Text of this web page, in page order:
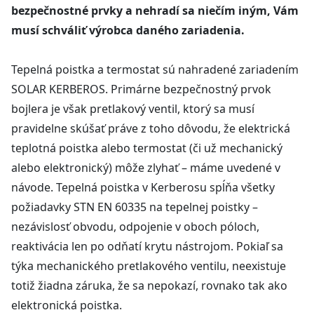
bezpečnostné prvky a nehradí sa niečím iným, Vám
musí schváliť výrobca daného zariadenia.
Tepelná poistka a termostat sú nahradené zariadením
SOLAR KERBEROS. Primárne bezpečnostný prvok
bojlera je však pretlakový ventil, ktorý sa musí
pravidelne skúšať práve z toho dôvodu, že elektrická
teplotná poistka alebo termostat (či už mechanický
alebo elektronický) môže zlyhať – máme uvedené v
návode. Tepelná poistka v Kerberosu spĺňa všetky
požiadavky STN EN 60335 na tepelnej poistky –
nezávislosť obvodu, odpojenie v oboch póloch,
reaktivácia len po odňatí krytu nástrojom. Pokiaľ sa
týka mechanického pretlakového ventilu, neexistuje
totiž žiadna záruka, že sa nepokazí, rovnako tak ako
elektronická poistka.